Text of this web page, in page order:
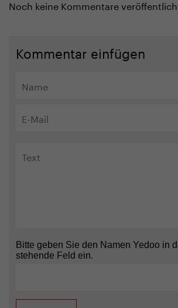
Noch keine Kommentare
Kommentar einfügen
Bitte geben Sie den Namen Yedoo in
stehende Feld ein.